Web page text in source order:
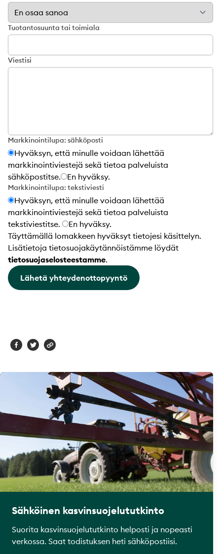
Tuotantosuunta tai toimiala
Viestisi
Markkinointilupa: sähköposti
Hyväksyn, että minulle voidaan lähettää
markkinointiviestejä sekä tietoa palveluista
sähköpostitse.
En hyväksy.
Markkinointilupa: tekstiviesti
Hyväksyn, että minulle voidaan lähettää
markkinointiviestejä sekä tietoa palveluista
tekstiviestitse.
En hyväksy.
Täyttämällä lomakkeen hyväksyt tietojesi käsittelyn.
Lisätietoja tietosuojakäytännöistämme löydät
tietosuojaselosteestamme.
Lähetä yhteydenottopyyntö
Sähköinen kasvinsuojelututkinto
Suorita kasvinsuojelututkinto helposti ja nopeasti
verkossa. Saat todistuksen heti sähköpostiisi.